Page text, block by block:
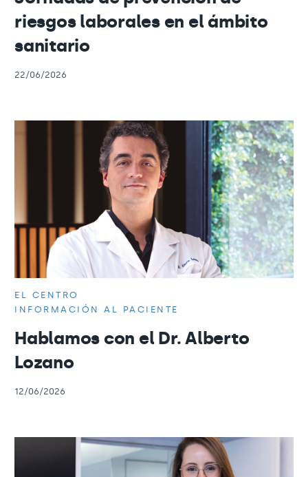
riesgos laborales en el ámbito
sanitario
22/06/2026
EL CENTRO
INFORMACIÓN AL PACIENTE
Hablamos con el Dr. Alberto
Lozano
12/06/2026